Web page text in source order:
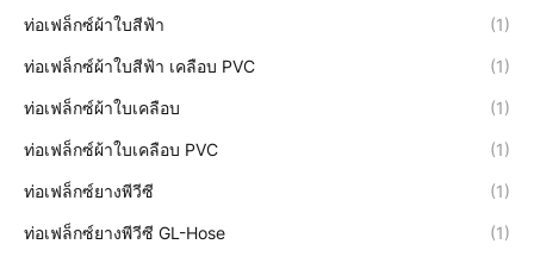
ท่อเฟล็กซ์ผ้าใบสีฟ้า (1)
ท่อเฟล็กซ์ผ้าใบสีฟ้า เคลือบ PVC (1)
ท่อเฟล็กซ์ผ้าใบเคลือบ (1)
ท่อเฟล็กซ์ผ้าใบเคลือบ PVC (1)
ท่อเฟล็กซ์ยางพีวีซี (1)
ท่อเฟล็กซ์ยางพีวีซี GL-Hose (1)